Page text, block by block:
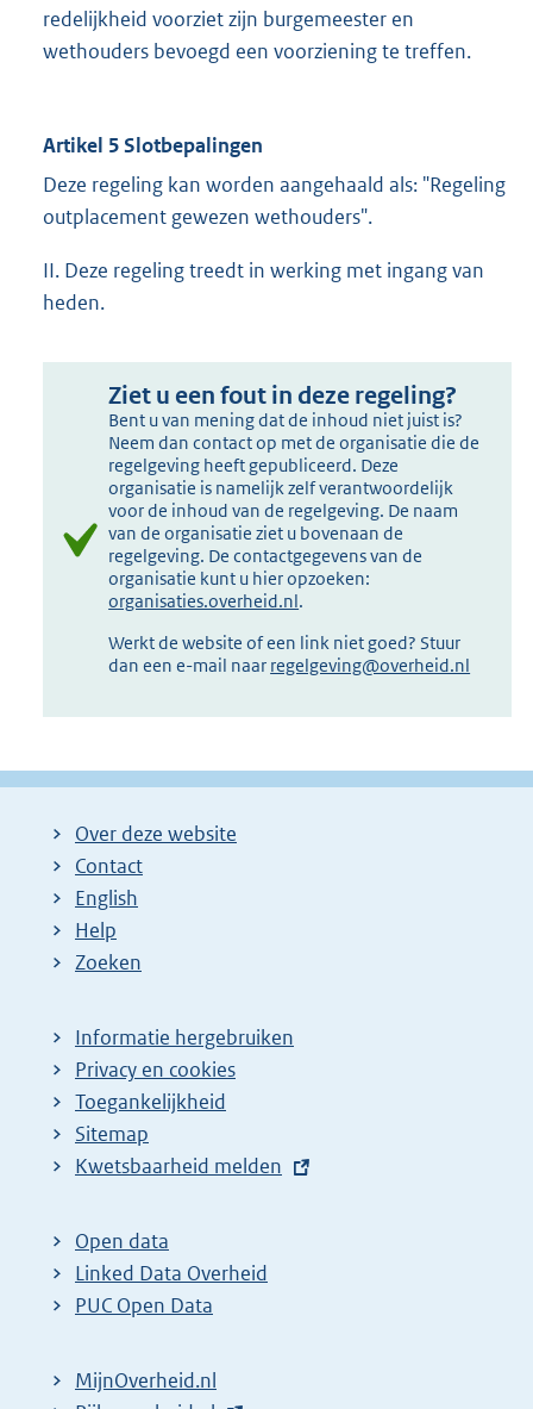
redelijkheid voorziet zijn burgemeester en
wethouders bevoegd een voorziening te treffen.
Artikel 5 Slotbepalingen
Deze regeling kan worden aangehaald als: "Regeling
outplacement gewezen wethouders".
II. Deze regeling treedt in werking met ingang van
heden.
Ziet u een fout in deze regeling?
Bent u van mening dat de inhoud niet juist is?
Neem dan contact op met de organisatie die de
regelgeving heeft gepubliceerd. Deze
organisatie is namelijk zelf verantwoordelijk
voor de inhoud van de regelgeving. De naam
van de organisatie ziet u bovenaan de
regelgeving. De contactgegevens van de
organisatie kunt u hier opzoeken:
organisaties.overheid.nl.
Werkt de website of een link niet goed? Stuur
dan een e-mail naar regelgeving@overheid.nl
Over deze website
Contact
English
Help
Zoeken
Informatie hergebruiken
Privacy en cookies
Toegankelijkheid
Sitemap
E
t
e
r
l
Kwetsbaarheid melden
Open data
Linked Data Overheid
PUC Open Data
MijnOverheid.nl